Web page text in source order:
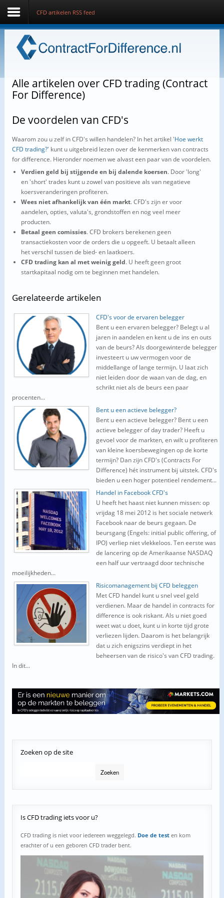
Home
Hoe werkt CFD trading?
Zelf handelen in CFD's
CFD brokers
CFD artikelen
Cryptocurrencies
Contact
CFD artikelen RSS feed
Alle artikelen over CFD trading (Contract
For Difference)
De voordelen van CFD's
Waarom zou u zelf in CFD's willen handelen? In het artikel 'Hoe werkt
CFD trading?' kunt u uitgebreid lezen over de kenmerken van contracts
for difference. Hieronder noemen we alvast een paar van de voordelen.
Verdien geld bij stijgende en bij dalende koersen. Door 'long'
en 'short' trades kunt u zowel van positieve als van negatieve
koersveranderingen profiteren.
Wees niet afhankelijk van één markt. CFD's zijn er voor
aandelen, opties, valuta's, grondstoffen en nog veel meer
producten.
Betaal geen comissies. CFD brokers berekenen geen
transactiekosten voor de orders die u opgeeft. U betaalt alleen
het verschil tussen de bied- en laatkoers.
CFD trading kan al met weinig geld. U heeft geen groot
startkapitaal nodig om te beginnen met handelen.
Gerelateerde artikelen
CFD's voor de ervaren belegger
Bent u een ervaren belegger? Belegt u al
jaren in aandelen en kent u de ins en outs
van de beurs? Als doorgewinterde belegger
investeert u uw vermogen voor de
middellange of lange termijn. U laat zich
niet leiden door de waan van de dag, en
schrikt niet als de beurs een paar
procenten...
Bent u een actieve belegger?
Bent u een actieve belegger? Bent u een
actieve belegger of day trader? Heeft u
gevoel voor de markten, en wilt u profiteren
van kleine koersbewegingen op de korte
termijn? Dan zijn CFD's (Contracts For
Difference) hét instrument bij uitstek. CFD's
bieden u een hoger potentieel rendement...
Handel in Facebook CFD's
U heeft het haast niet kunnen missen: op
vrijdag 18 mei 2012 is het sociale netwerk
Facebook naar de beurs gegaan. De
beursgang (Engels: initial public offering, of
IPO) verliep niet vlekkeloos. Ten eerste was
de lancering op de Amerikaanse NASDAQ
een half uur vertraagd door technische
moeilijkheden...
Risicomanagement bij CFD beleggen
Met CFD handel kunt u snel veel geld
verdienen. Maar de handel in contracts for
difference is ook riskant. Als u niet goed
weet wat u doet, kunt u in korte tijd grote
verliezen lijden. Daarom is het belangrijk
dat u zich enigszins verdiept in het
beheersen van de risico's van CFD trading.
In dit...
Zoeken op de site
IsCFD trading iets voor u?
CFD trading is niet voor iedereen weggelegd. Doe de testen kom
erachter of u een geboren CFD trader bent.